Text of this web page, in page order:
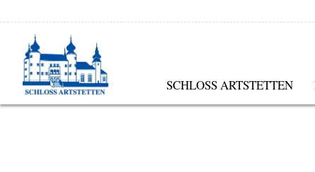
SCHLOSS ARTSTETTEN